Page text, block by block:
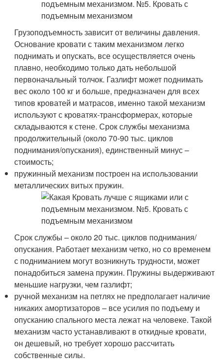
Грузоподъемность зависит от величины давления.
Основание кровати с таким механизмом легко
поднимать и опускать, все осуществляется очень
плавно, необходимо только дать небольшой
первоначальный толчок. Газлифт может поднимать
вес около 100 кг и больше, предназначен для всех
типов кроватей и матрасов, именно такой механизм
используют с кроватях-трансформерах, которые
складываются к стене. Срок службы механизма
продолжительный (около 70-90 тыс. циклов
поднимания/опускания), единственный минус –
стоимость;
пружинный механизм построен на использовании
металлических витых пружин.
Срок службы – около 20 тыс. циклов поднимания/
опускания. Работает механизм четко, но со временем
с подниманием могут возникнуть трудности, может
понадобиться замена пружин. Пружины выдерживают
меньшие нагрузки, чем газлифт;
ручной механизм на петлях не предполагает наличие
никаких амортизаторов – все усилия по подъему и
опусканию спального места лежат на человеке. Такой
механизм часто устанавливают в откидные кровати,
он дешевый, но требует хорошо рассчитать
собственные силы.